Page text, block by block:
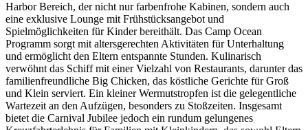
Harbor Bereich, der nicht nur farbenfrohe Kabinen, sondern auch
eine exklusive Lounge mit Frühstücksangebot und
Spielmöglichkeiten für Kinder bereithält. Das Camp Ocean
Programm sorgt mit altersgerechten Aktivitäten für Unterhaltung
und ermöglicht den Eltern entspannte Stunden. Kulinarisch
verwöhnt das Schiff mit einer Vielzahl von Restaurants, darunter das
familienfreundliche Big Chicken, das köstliche Gerichte für Groß
und Klein serviert. Ein kleiner Wermutstropfen ist die gelegentliche
Wartezeit an den Aufzügen, besonders zu Stoßzeiten. Insgesamt
bietet die Carnival Jubilee jedoch ein rundum gelungenes